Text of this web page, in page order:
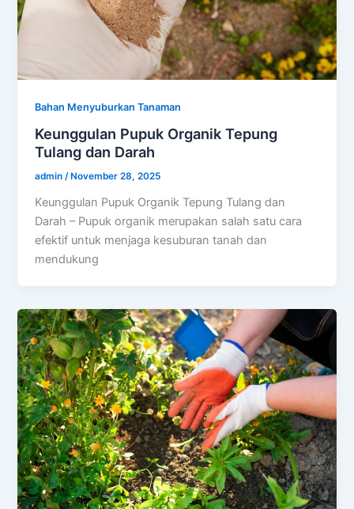
Bahan Menyuburkan Tanaman
Keunggulan Pupuk Organik Tepung
Tulang dan Darah
admin/ November 28, 2025
Keunggulan Pupuk Organik Tepung Tulang dan
Darah – Pupuk organik merupakan salah satu cara
efektif untuk menjaga kesuburan tanah dan
mendukung